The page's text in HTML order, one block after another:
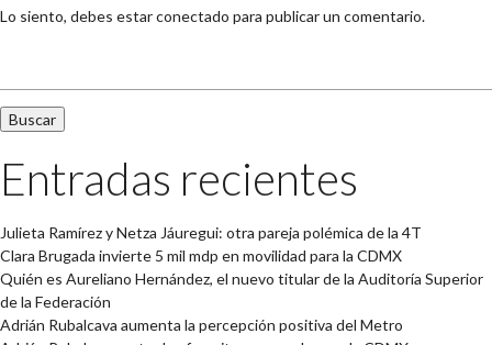
Lo siento, debes estarconectado para publicar un comentario.
Entradas recientes
Julieta Ramírez y Netza Jáuregui: otra pareja polémica de la 4T
Clara Brugada invierte 5 mil mdp en movilidad para la CDMX
Quién es Aureliano Hernández, el nuevo titular de la Auditoría Superior
de la Federación
Adrián Rubalcava aumenta la percepción positiva del Metro